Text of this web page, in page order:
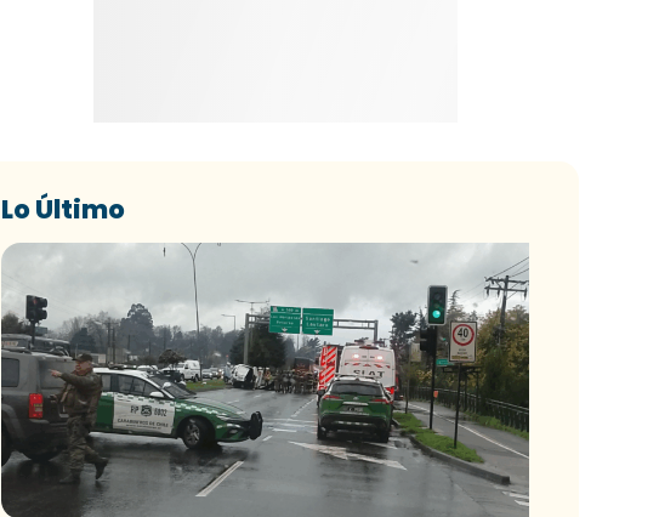
Lo Último